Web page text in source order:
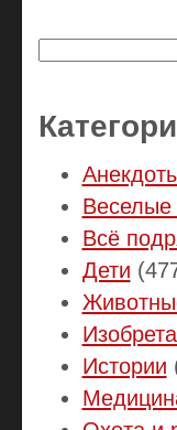
Веселые
Всё
Дети
Истории